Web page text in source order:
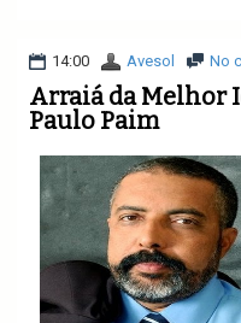
14:00 Avesol No
Arraiá da Melhor
Paulo Paim